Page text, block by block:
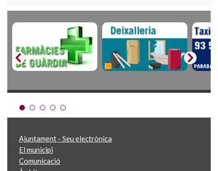
Ajuntament - Seu electrònica
El municipi
Comunicació